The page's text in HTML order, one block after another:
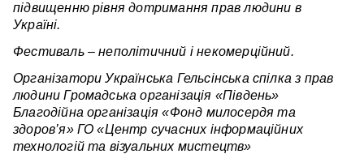
підвищенню рівня дотримання прав людини в
Україні.
Фестиваль – неполітичний і некомерційний.
Організатори Українська Гельсінська спілка з прав
людини Громадська організація «Південь»
Благодійна організація «Фонд милосердя та
здоров’я» ГО «Центр сучасних інформаційних
технологій та візуальних мистецтв»